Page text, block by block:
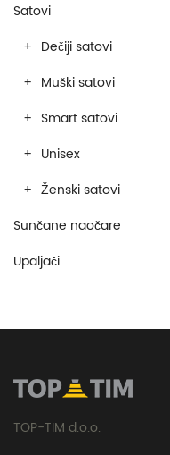
Satovi
Dečiji satovi
Muški satovi
Smart satovi
Unisex
Ženski satovi
Sunčane naočare
Upaljači
TOP-TIM d.o.o.